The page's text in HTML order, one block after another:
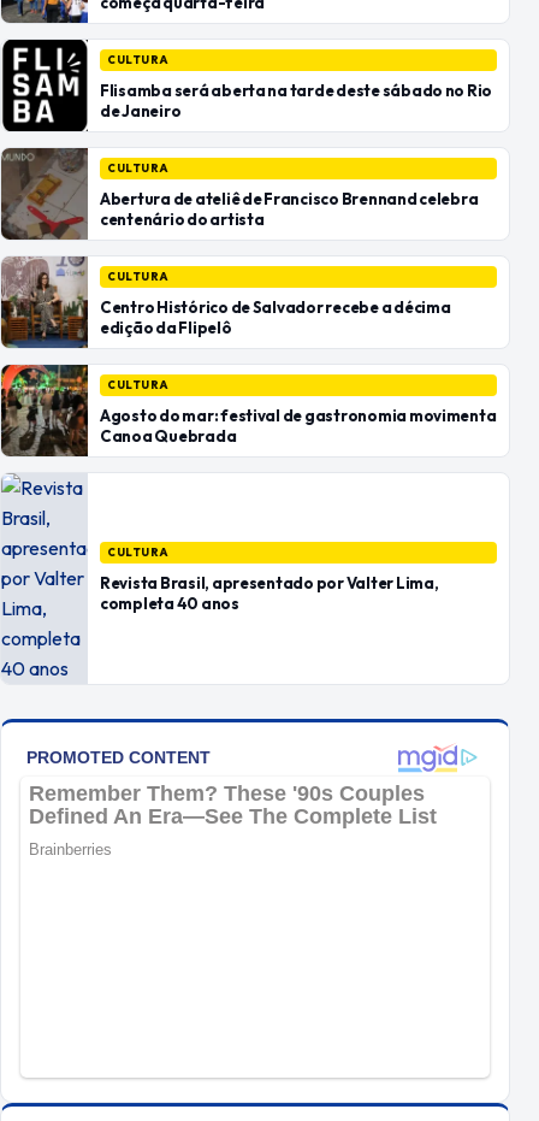
CULTURA
Flisamba será aberta na tarde deste sábado no Rio
de Janeiro
CULTURA
Abertura de ateliê de Francisco Brennand celebra
centenário do artista
CULTURA
Centro Histórico de Salvador recebe a décima
edição da Flipelô
CULTURA
Agosto do mar: festival de gastronomia movimenta
Canoa Quebrada
CULTURA
Revista Brasil, apresentado por Valter Lima,
completa 40 anos